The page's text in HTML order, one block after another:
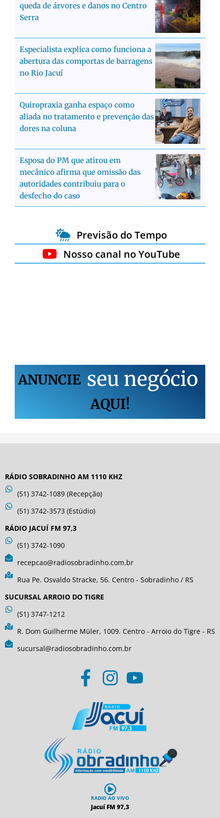
queda de árvores e danos no Centro
Serra
Especialista explica como funciona a
abertura das comportas de barragens
no Rio Jacuí
Quiropraxia ganha espaço como
aliada no tratamento e prevenção das
dores na coluna
Esposa do PM que atirou em
mecânico afirma que omissão das
autoridades contribuiu para o
desfecho do caso
Previsão do Tempo
Nosso canal no YouTube
ANUNCIE seu negócio
AQUI!
RÁDIO SOBRADINHO AM 1110 KHZ
(51) 3742-1089 (Recepção)
(51) 3742-3573 (Estúdio)
RÁDIO JACUÍ FM 97,3
(51) 3742-1090
recepcao@radiosobradinho.com.br
Rua Pe. Osvaldo Stracke, 56. Centro - Sobradinho / RS
SUCURSAL ARROIO DO TIGRE
(51) 3747-1212
R. Dom Guilherme Müler, 1009. Centro - Arroio do Tigre - RS
sucursal@radiosobradinho.com.br
RADIO AO VIVO
Jacuí FM 97,3